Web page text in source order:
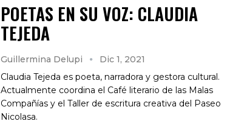
POETAS EN SU VOZ: CLAUDIA
TEJEDA
Guillermina Delupi
Dic 1, 2021
Claudia Tejeda es poeta, narradora y gestora cultural.
Actualmente coordina el Café literario de las Malas
Compañías y el Taller de escritura creativa del Paseo
Nicolasa.